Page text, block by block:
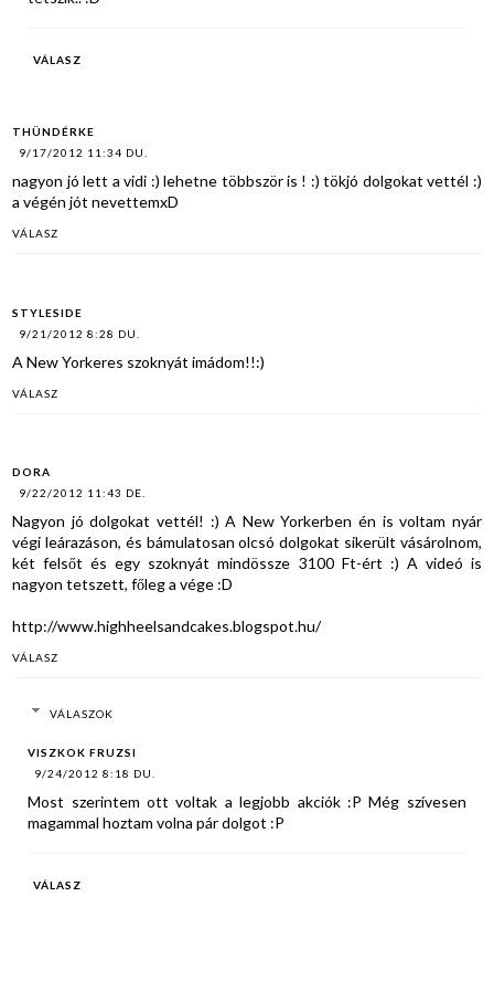
VÁLASZ
THÜNDÉRKE
9/17/2012 11:34 DU.
nagyon jó lett a vidi :) lehetne többször is ! :) tökjó dolgokat vettél :)
a végén jót nevettemxD
VÁLASZ
STYLESIDE
9/21/2012 8:28 DU.
A New Yorkeres szoknyát imádom!!:)
VÁLASZ
DORA
9/22/2012 11:43 DE.
Nagyon jó dolgokat vettél! :) A New Yorkerben én is voltam nyár
végi leárazáson, és bámulatosan olcsó dolgokat sikerült vásárolnom,
két felsőt és egy szoknyát mindössze 3100 Ft-ért :) A videó is
nagyon tetszett, főleg a vége :D
http://www.highheelsandcakes.blogspot.hu/
VÁLASZ
VÁLASZOK
VISZKOK FRUZSI
9/24/2012 8:18 DU.
Most szerintem ott voltak a legjobb akciók :P Még szívesen
magammal hoztam volna pár dolgot :P
VÁLASZ